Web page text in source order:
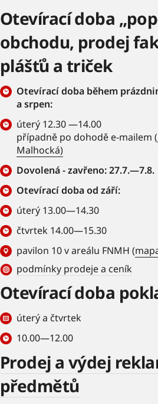
Otevírací doba
obchodu, prodej
plášťů a triček
Otevírací doba během
a srpen:
úterý 12.30 —14.00
případně po dohodě e-mailem (
Malhocká)
Dovolená - zavřeno: 27.7.—7.8.
Otevírací doba od září:
úterý 13.00—14.30
čtvrtek 14.00—15.30
pavilon 10 v areálu FNMH (
podmínky prodeje a ceník
Otevírací doba
úterý a čtvrtek
10.00—12.00
Prodej a výdej
předmětů